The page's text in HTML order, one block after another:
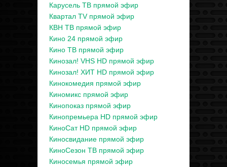
Карусель ТВ прямой эфир
Квартал TV прямой эфир
КВН ТВ прямой эфир
Кино 24 прямой эфир
Кино ТВ прямой эфир
Кинозал! VHS HD прямой эфир
Кинозал! ХИТ HD прямой эфир
Кинокомедия прямой эфир
Киномикс прямой эфир
Кинопоказ прямой эфир
Кинопремьера HD прямой эфир
КиноСат HD прямой эфир
Киносвидание прямой эфир
КиноСезон ТВ прямой эфир
Киносемья прямой эфир